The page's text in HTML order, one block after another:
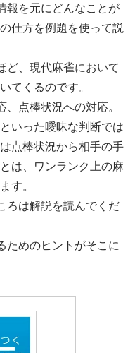
報を元にどんなことが
仕方を例題を使って説
ど、現代麻雀において
てくるのです。
点棒状況への対応。
いった曖昧な判断では
点棒状況から相手の手
は、ワンランク上の麻
す。
ろは解説を読んでくだ
ためのヒントがそこに